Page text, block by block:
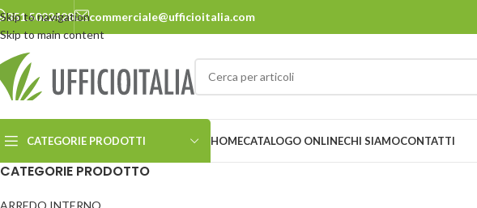
Skip to navigation
Skip to main content
351.5022428 commerciale@ufficioitalia.com
CATEGORIE PRODOTTI HOMECATALOGO ONLINECHI SIAMOCONTATTI
CATEGORIE PRODOTTO
ARREDO INTERNO